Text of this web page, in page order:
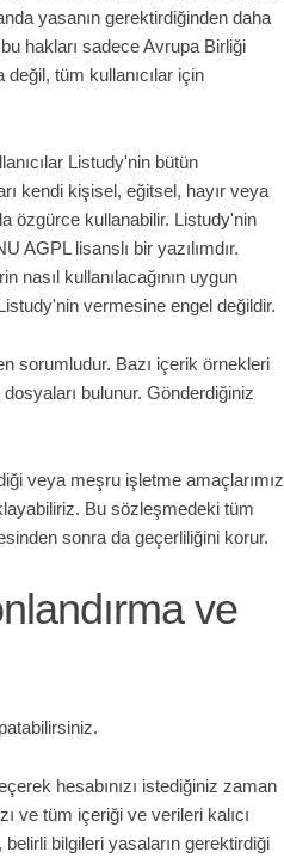
yasanın gerektirdiğinden daha
hakları sadece Avrupa Birliği
değil, tüm kullanıcılar için
Listudy'nin bütün
kendi kişisel, eğitsel, hayır veya
özgürce kullanabilir. Listudy'nin
AGPL lisanslı bir yazılımdır.
nasıl kullanılacağının uygun
vermesine engel değildir.
sorumludur. Bazı içerik örnekleri
bulunur. Gönderdiğiniz
veya meşru işletme amaçlarımız
Bu sözleşmedeki tüm
sonra da geçerliliğini korur.
ve
hesabınızı istediğiniz zaman
ve tüm içeriği ve verileri kalıcı
bilgileri yasaların gerektirdiği